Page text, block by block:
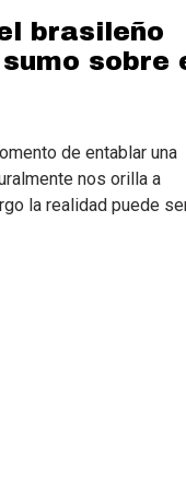
brasileño
sobre
de entablar una
nos orilla a
la realidad puede